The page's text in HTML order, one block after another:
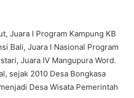
Juara I Program Kampung KB
Bali, Juara I Nasional Program
Juara IV Mangupura Word.
sejak 2010 Desa Bongkasa
Desa Wisata Pemerintah